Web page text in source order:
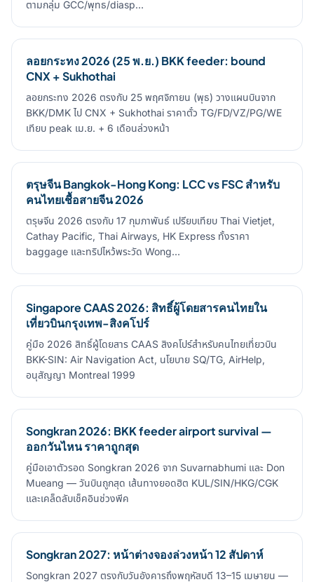
ตามกลุ่ม GCC/พุทธ/diasp…
ลอยกระทง 2026 (25 พ.ย.) BKK feeder: bound
CNX + Sukhothai
ลอยกระทง 2026 ตรงกับ 25 พฤศจิกายน (พุธ) วางแผนบินจาก
BKK/DMK ไป CNX + Sukhothai ราคาตั๋ว TG/FD/VZ/PG/WE
เทียบ peak เม.ย. + 6 เดือนล่วงหน้า
ตรุษจีน Bangkok-Hong Kong: LCC vs FSC สำหรับ
คนไทยเชื้อสายจีน 2026
ตรุษจีน 2026 ตรงกับ 17 กุมภาพันธ์ เปรียบเทียบ Thai Vietjet,
Cathay Pacific, Thai Airways, HK Express ทั้งราคา
baggage และทริปไหว้พระวัด Wong…
Singapore CAAS 2026: สิทธิ์ผู้โดยสารคนไทยใน
เที่ยวบินกรุงเทพ-สิงคโปร์
คู่มือ 2026 สิทธิ์ผู้โดยสาร CAAS สิงคโปร์สำหรับคนไทยเที่ยวบิน
BKK-SIN: Air Navigation Act, นโยบาย SQ/TG, AirHelp,
อนุสัญญา Montreal 1999
Songkran 2026: BKK feeder airport survival —
ออกวันไหน ราคาถูกสุด
คู่มือเอาตัวรอด Songkran 2026 จาก Suvarnabhumi และ Don
Mueang — วันบินถูกสุด เส้นทางยอดฮิต KUL/SIN/HKG/CGK
และเคล็ดลับเช็คอินช่วงพีค
Songkran 2027: หน้าต่างจองล่วงหน้า 12 สัปดาห์
Songkran 2027 ตรงกับวันอังคารถึงพฤหัสบดี 13–15 เมษายน —